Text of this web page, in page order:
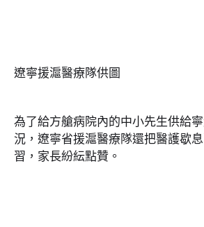
遼寧援滬醫療隊供圖
為了給方艙病院內的中小先生供給
況，遼寧省援滬醫療隊還把醫護歇
習，家長紛紜點贊。